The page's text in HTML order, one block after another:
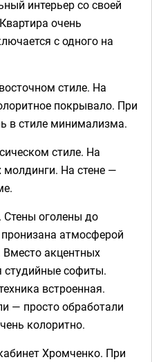
интерьер со своей
очень
с одного на
стиле. На
покрывало. При
в стиле минимализма.
стиле. На
молдинги. На стене —
Стены оголены до
атмосферой
акцентных
студийные софиты.
встроенная.
— просто обработали
колоритно.
Хромченко. При